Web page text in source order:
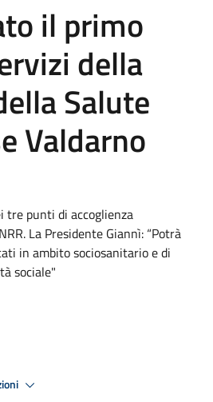
il primo
della
Salute
Valdarno
tre punti di accoglienza
La Presidente Giannì: “Potrà
in ambito sociosanitario e di
sociale"